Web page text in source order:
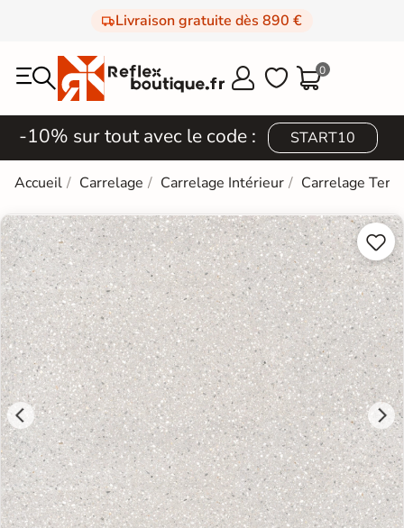
Livraison gratuite dès 890 €
  0
-10% sur tout avec le code : START10
Accueil Carrelage Carrelage Intérieur Carrelage

